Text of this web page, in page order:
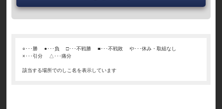
○･･･勝 ●･･･負 □･･･不戦勝 ■･･･不戦敗
や･･･休み・取組なし
×･･･引分
△･･･痛分
該当する場所でのしこ名を表示しています